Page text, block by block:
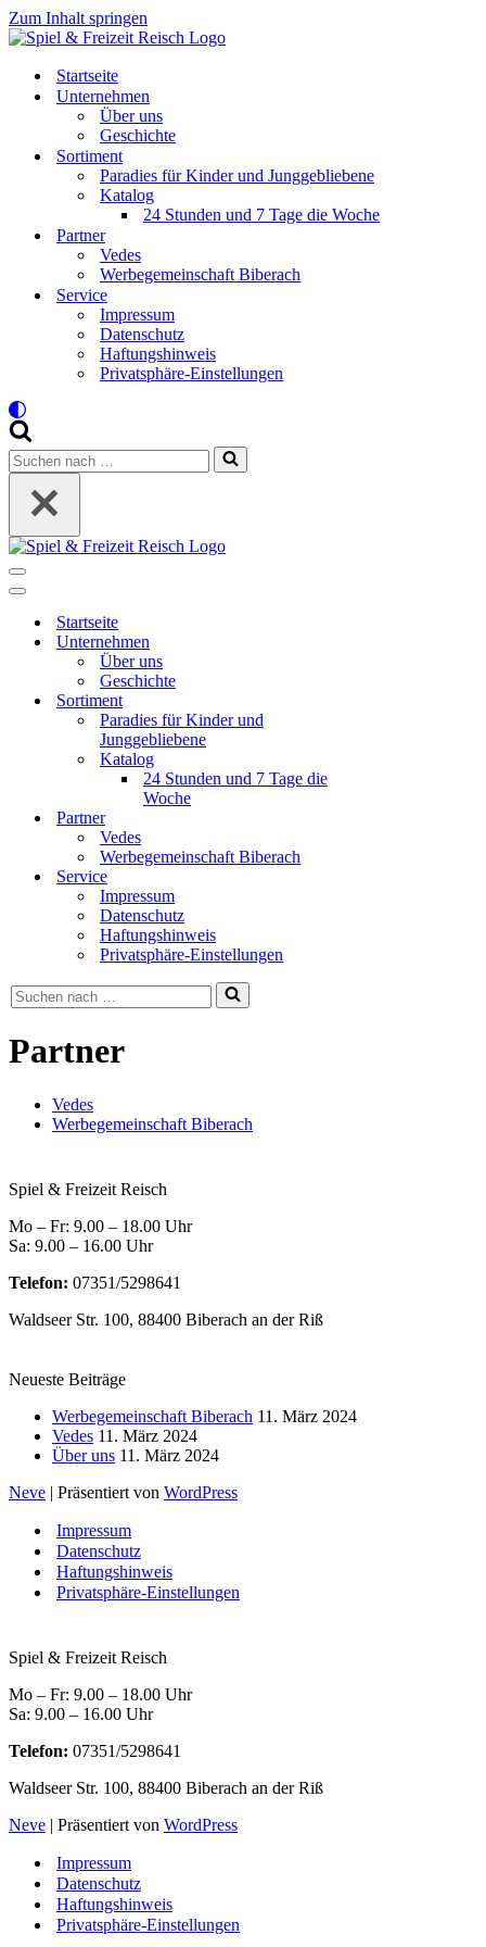
Zum Inhalt springen
Startseite
Unternehmen
Über uns
Geschichte
Sortiment
Paradies für Kinder und Junggebliebene
Katalog
24 Stunden und 7 Tage die Woche
Partner
Vedes
Werbegemeinschaft Biberach
Service
Impressum
Datenschutz
Haftungshinweis
Privatsphäre-Einstellungen
Suchen
nach …
Navigations-
Menü
Navigations-
Startseite
Unternehmen
Über uns
Geschichte
Sortiment
Paradies für Kinder und
Junggebliebene
Katalog
24 Stunden und 7 Tage die
Woche
Partner
Vedes
Werbegemeinschaft Biberach
Service
Impressum
Datenschutz
Haftungshinweis
Privatsphäre-Einstellungen
Suchen
nach …
Partner
Vedes
Werbegemeinschaft Biberach
Spiel & Freizeit Reisch
Mo – Fr: 9.00 – 18.00 Uhr
Sa: 9.00 – 16.00 Uhr
Telefon: 07351/5298641
Waldseer Str. 100, 88400 Biberach an der Riß
Neueste Beiträge
Werbegemeinschaft Biberach 11. März 2024
Vedes 11. März 2024
Über uns 11. März 2024
Neve | Präsentiert von WordPress
Impressum
Datenschutz
Haftungshinweis
Privatsphäre-Einstellungen
Spiel & Freizeit Reisch
Mo – Fr: 9.00 – 18.00 Uhr
Sa: 9.00 – 16.00 Uhr
Telefon: 07351/5298641
Waldseer Str. 100, 88400 Biberach an der Riß
Neve | Präsentiert von WordPress
Impressum
Datenschutz
Haftungshinweis
Privatsphäre-Einstellungen